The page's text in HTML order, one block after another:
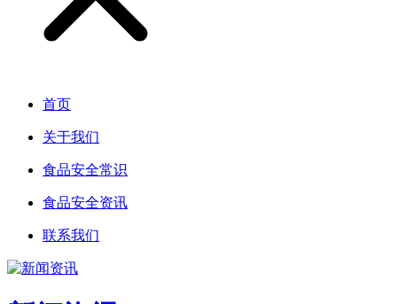
首页
关于我们
食品安全常识
食品安全资讯
联系我们